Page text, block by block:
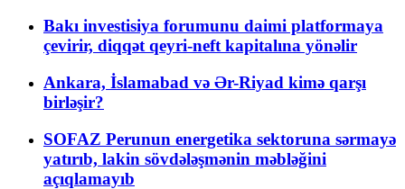
Bakı investisiya forumunu daimi platformaya
çevirir, diqqət qeyri-neft kapitalına yönəlir
Ankara, İslamabad və Ər-Riyad kimə qarşı
birləşir?
SOFAZ Perunun energetika sektoruna sərmayə
yatırıb, lakin sövdələşmənin məbləğini
açıqlamayıb